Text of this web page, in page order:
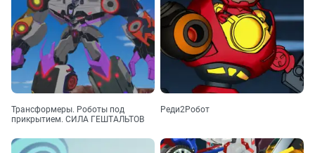
Трансформеры. Роботы под
прикрытием. СИЛА ГЕШТАЛЬТОВ
Реди2Робот